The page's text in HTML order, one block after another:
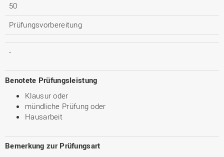
50
Prüfungsvorbereitung
-
Benotete Prüfungsleistung
Klausur oder
mündliche Prüfung oder
Hausarbeit
Bemerkung zur Prüfungsart